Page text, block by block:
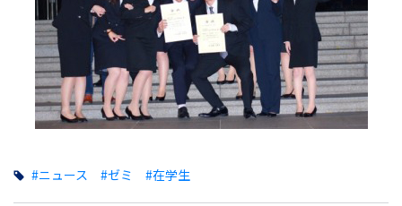
#ニュース #ゼミ #在学生